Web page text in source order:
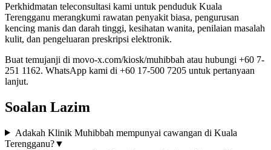
Perkhidmatan teleconsultasi kami untuk penduduk Kuala
Terengganu merangkumi rawatan penyakit biasa, pengurusan
kencing manis dan darah tinggi, kesihatan wanita, penilaian masalah
kulit, dan pengeluaran preskripsi elektronik.
Buat temujanji di movo-x.com/kiosk/muhibbah atau hubungi +60 7-
251 1162. WhatsApp kami di +60 17-500 7205 untuk pertanyaan
lanjut.
Soalan Lazim
Adakah Klinik Muhibbah mempunyai cawangan di Kuala
Terengganu?▼